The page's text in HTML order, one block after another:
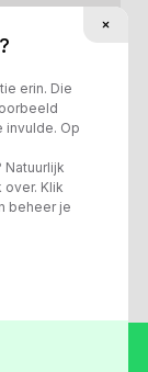
erin. Die
invulde. Op
Klik
beheer je